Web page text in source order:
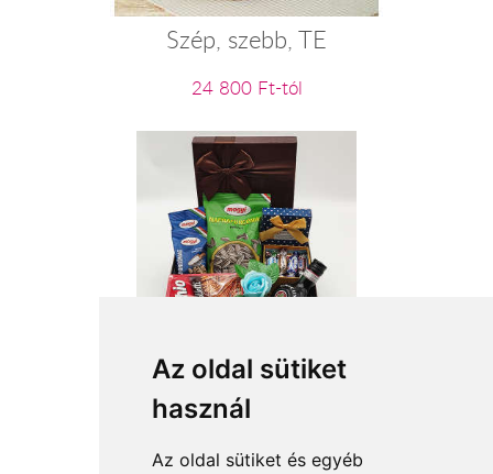
Az oldal sütiket
használ
Az oldal sütiket és egyéb
Szép, szebb, TE
24 800 Ft-tól
Csapatjáték
19 600 Ft-tól